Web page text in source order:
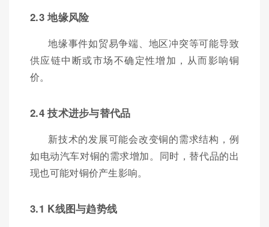
2.3 地缘风险
地缘事件如贸易争端、地区冲突等可能导致
供应链中断或市场不确定性增加，从而影响铜
价。
2.4 技术进步与替代品
新技术的发展可能会改变铜的需求结构，例
如电动汽车对铜的需求增加。同时，替代品的出
现也可能对铜价产生影响。
3.1 K线图与趋势线